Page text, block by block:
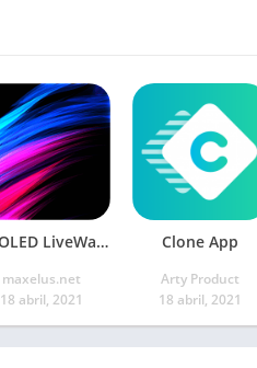
AMOLED LiveWallpaper
maxelus.net
18 abril, 2021
Clone App
Arty Product
18 abril, 2021